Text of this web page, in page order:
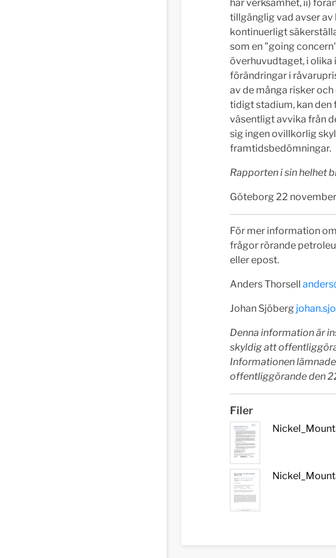
har verksamhet, ii)
tillgänglig vad avser
kontinuerligt
som en "going
överhuvudtaget, i olika
förändringar i
av de många risker
tidigt stadium, kan
väsentligt avvika från
sig ingen ovillkorlig
framtidsbedömningar.
Rapporten i sin helhet
Göteborg 22
För mer information
frågor rörande
eller epost.
Anders Thorsell
Johan Sjöberg
Denna information är
skyldig att
Informationen
offentliggörande den
Filer